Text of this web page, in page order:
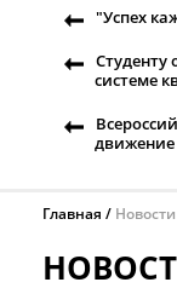
"Успех
Студенту
системе
Главная Новости